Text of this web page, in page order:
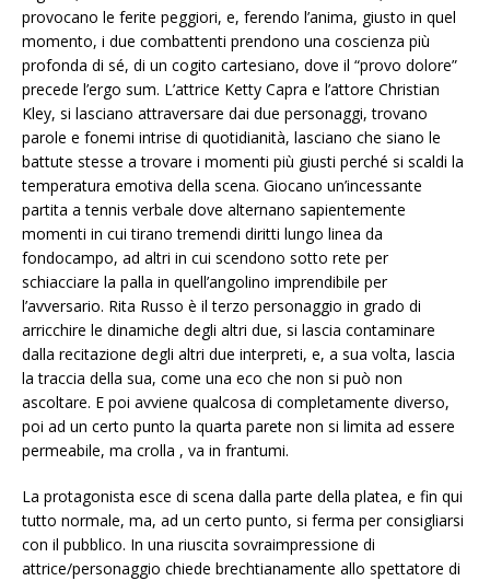
provocano le ferite peggiori, e, ferendo l’anima, giusto in quel
momento, i due combattenti prendono una coscienza più
profonda di sé, di un cogito cartesiano, dove il “provo dolore”
precede l’ergo sum. L’attrice Ketty Capra e l’attore Christian
Kley, si lasciano attraversare dai due personaggi, trovano
parole e fonemi intrise di quotidianità, lasciano che siano le
battute stesse a trovare i momenti più giusti perché si scaldi la
temperatura emotiva della scena. Giocano un’incessante
partita a tennis verbale dove alternano sapientemente
momenti in cui tirano tremendi diritti lungo linea da
fondocampo, ad altri in cui scendono sotto rete per
schiacciare la palla in quell’angolino imprendibile per
l’avversario. Rita Russo è il terzo personaggio in grado di
arricchire le dinamiche degli altri due, si lascia contaminare
dalla recitazione degli altri due interpreti, e, a sua volta, lascia
la traccia della sua, come una eco che non si può non
ascoltare. E poi avviene qualcosa di completamente diverso,
poi ad un certo punto la quarta parete non si limita ad essere
permeabile, ma crolla , va in frantumi.
La protagonista esce di scena dalla parte della platea, e fin qui
tutto normale, ma, ad un certo punto, si ferma per consigliarsi
con il pubblico. In una riuscita sovraimpressione di
attrice/personaggio chiede brechtianamente allo spettatore di